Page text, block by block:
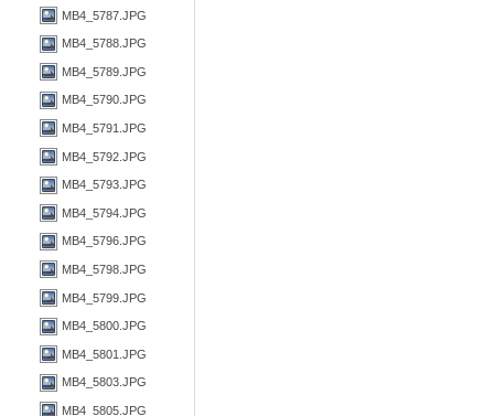
MB4_5787.JPG
MB4_5788.JPG
MB4_5789.JPG
MB4_5790.JPG
MB4_5791.JPG
MB4_5792.JPG
MB4_5793.JPG
MB4_5794.JPG
MB4_5796.JPG
MB4_5798.JPG
MB4_5799.JPG
MB4_5800.JPG
MB4_5801.JPG
MB4_5803.JPG
MB4_5805.JPG